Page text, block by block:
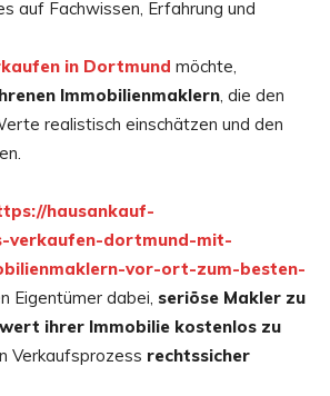
auf Fachwissen, Erfahrung und
in Dortmund möchte,
Immobilienmaklern , die den
realistisch einschätzen und den
hausankauf-
verkaufen-dortmund-mit-
vor-ort-zum-besten-
Eigentümer dabei, seriöse Makler zu
ihrer Immobilie kostenlos zu
Verkaufsprozess rechtssicher